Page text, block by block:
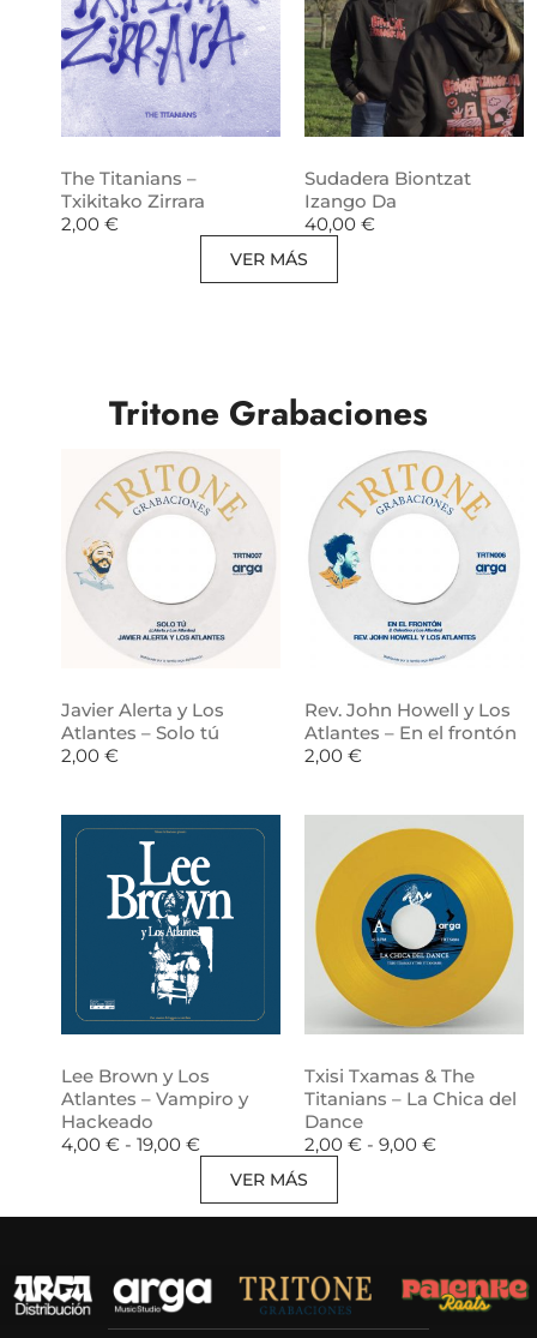
The Titanians –
Txikitako Zirrara
2,00 €
Sudadera Biontzat
Izango Da
40,00 €
VER MÁS
Tritone Grabaciones
Javier Alerta y Los
Atlantes – Solo tú
2,00 €
Rev. John Howell y Los
Atlantes – En el frontón
2,00 €
Lee Brown y Los
Atlantes – Vampiro y
Hackeado
4,00 € - 19,00 €
Txisi Txamas & The
Titanians – La Chica del
Dance
2,00 € - 9,00 €
VER MÁS